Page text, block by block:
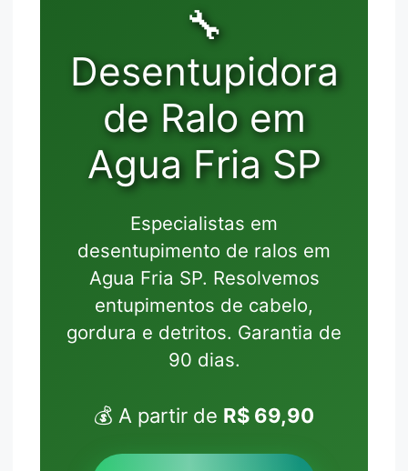
🔧
Desentupidora
de Ralo em
Agua Fria SP
Especialistas em
desentupimento de ralos em
Agua Fria SP. Resolvemos
entupimentos de cabelo,
gordura e detritos. Garantia de
90 dias.
💰 A partir de R$ 69,90